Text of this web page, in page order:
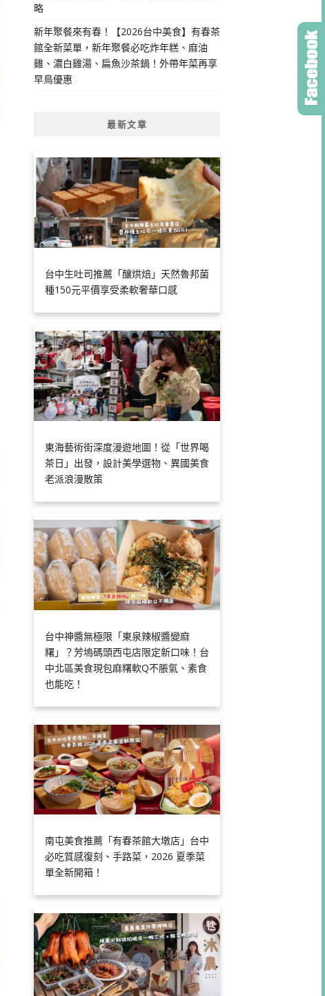
略
新年聚餐來有春！【2026台中美食】有春茶
館全新菜單，新年聚餐必吃炸年糕、麻油
雞、濃白雞湯、扁魚沙茶鍋！外帶年菜再享
早鳥優惠
最新文章
台中生吐司推薦「釀烘焙」天然魯邦菌
種150元平價享受柔軟奢華口感
東海藝術街深度漫遊地圖！從「世界喝
茶日」出發，設計美學選物、異國美食
老派浪漫散策
台中神醬無極限「東泉辣椒醬變麻
糬」？芳塢碼頭西屯店限定新口味！台
中北區美食現包麻糬軟Q不脹氣、素食
也能吃！
南屯美食推薦「有春茶館大墩店」台中
必吃質感復刻、手路菜，2026 夏季菜
單全新開箱！